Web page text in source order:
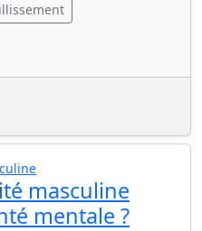
masculine
mentale ?